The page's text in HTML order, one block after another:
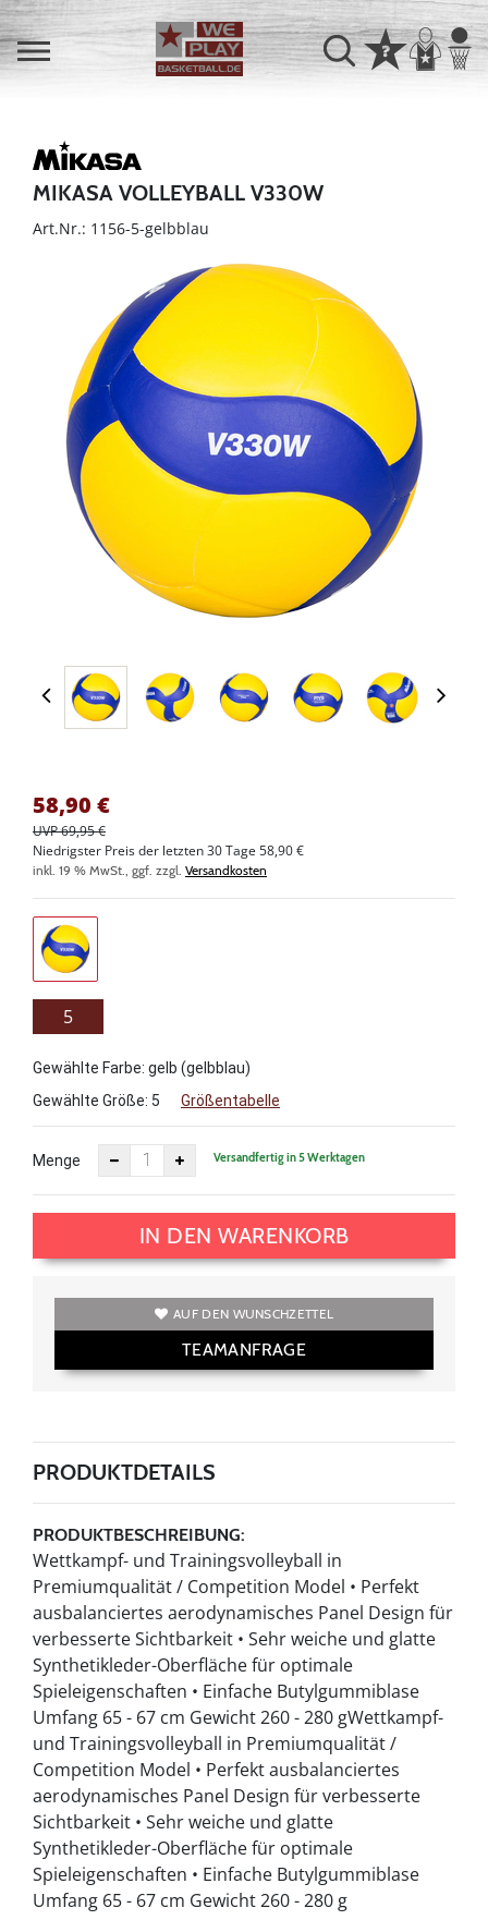
MIKASA VOLLEYBALL V330W
Art.Nr.: 1156-5-gelbblau
58,90 €
UVP 69,95 €
Niedrigster Preis der letzten 30 Tage 58,90 €
inkl. 19 % MwSt., ggf. zzgl. Versandkosten
5
Gewählte Farbe: gelb (gelbblau)
Gewählte Größe: 5 Größentabelle
Menge Versandfertig in 5 Werktagen
IN DEN WARENKORB
AUF DEN WUNSCHZETTEL
TEAMANFRAGE
PRODUKTDETAILS
PRODUKTBESCHREIBUNG:
Wettkampf- und Trainingsvolleyball in
Premiumqualität / Competition Model • Perfekt
ausbalanciertes aerodynamisches Panel Design für
verbesserte Sichtbarkeit • Sehr weiche und glatte
Synthetikleder-Oberfläche für optimale
Spieleigenschaften • Einfache Butylgummiblase
Umfang 65 - 67 cm Gewicht 260 - 280 gWettkampf-
und Trainingsvolleyball in Premiumqualität /
Competition Model • Perfekt ausbalanciertes
aerodynamisches Panel Design für verbesserte
Sichtbarkeit • Sehr weiche und glatte
Synthetikleder-Oberfläche für optimale
Spieleigenschaften • Einfache Butylgummiblase
Umfang 65 - 67 cm Gewicht 260 - 280 g